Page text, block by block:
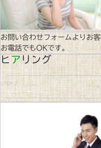
お問い合わせフォームよりお
お電話でもOKです。
ヒアリング
STEP.2